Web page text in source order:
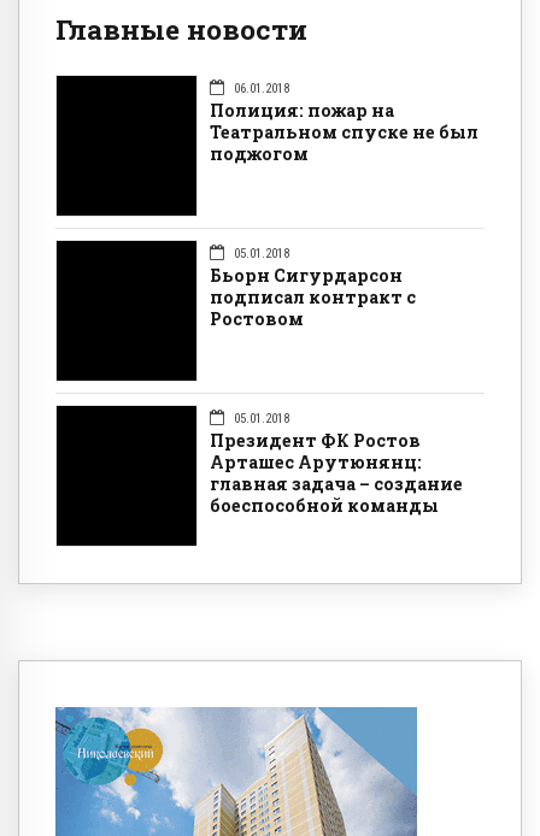
Главные новости
06.01.2018
Полиция: пожар на
Театральном спуске не был
поджогом
05.01.2018
Бьорн Сигурдарсон
подписал контракт с
Ростовом
05.01.2018
Президент ФК Ростов
Арташес Арутюнянц:
главная задача – создание
боеспособной команды